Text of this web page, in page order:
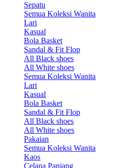
Sepatu
Semua Koleksi Wanita
Lari
Kasual
Bola Basket
Sandal & Fit Flop
All Black shoes
All White shoes
Semua Koleksi Wanita
Lari
Kasual
Bola Basket
Sandal & Fit Flop
All Black shoes
All White shoes
Pakaian
Semua Koleksi Wanita
Kaos
Celana Panjang